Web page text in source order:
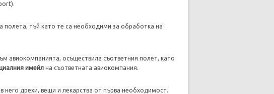
полета, тъй като те са необходими за обработка на
авиокомпанията, осъществила съответния полет, като
имейл на съответната авиокомпания.
дрехи, вещи и лекарства от първа необходимост.